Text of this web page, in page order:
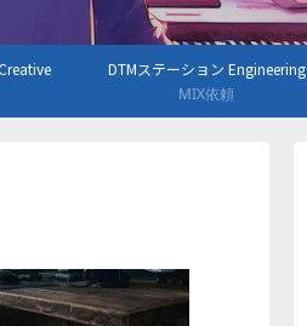
DTMステーション Engineering
MIX依頼